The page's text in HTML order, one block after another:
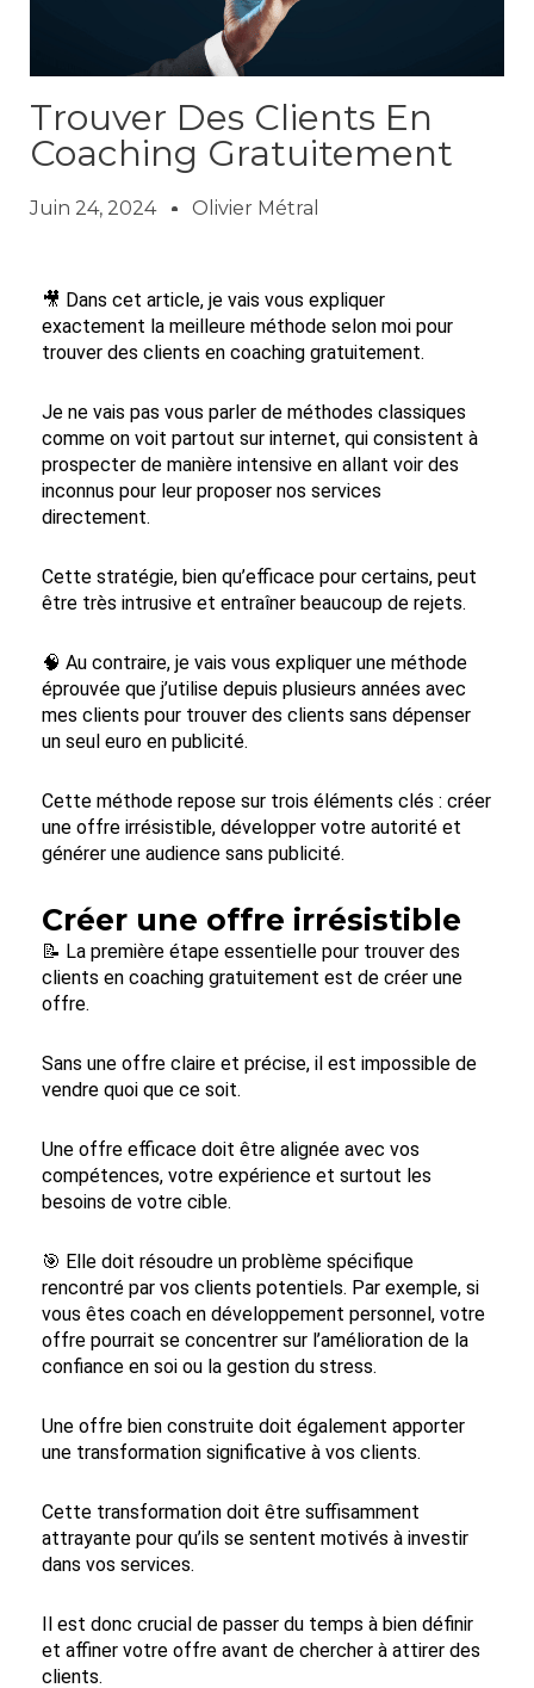
Trouver Des Clients En
Coaching Gratuitement
Juin 24, 2024 Olivier Métral
🎥 Dans cet article, je vais vous expliquer
exactement la meilleure méthode selon moi pour
trouver des clients en coaching gratuitement.
Je ne vais pas vous parler de méthodes classiques
comme on voit partout sur internet, qui consistent à
prospecter de manière intensive en allant voir des
inconnus pour leur proposer nos services
directement.
Cette stratégie, bien qu’efficace pour certains, peut
être très intrusive et entraîner beaucoup de rejets.
🧠 Au contraire, je vais vous expliquer une méthode
éprouvée que j’utilise depuis plusieurs années avec
mes clients pour trouver des clients sans dépenser
un seul euro en publicité.
Cette méthode repose sur trois éléments clés : créer
une offre irrésistible, développer votre autorité et
générer une audience sans publicité.
Créer une offre irrésistible
📝 La première étape essentielle pour trouver des
clients en coaching gratuitement est de créer une
offre.
Sans une offre claire et précise, il est impossible de
vendre quoi que ce soit.
Une offre efficace doit être alignée avec vos
compétences, votre expérience et surtout les
besoins de votre cible.
🎯 Elle doit résoudre un problème spécifique
rencontré par vos clients potentiels. Par exemple, si
vous êtes coach en développement personnel, votre
offre pourrait se concentrer sur l’amélioration de la
confiance en soi ou la gestion du stress.
Une offre bien construite doit également apporter
une transformation significative à vos clients.
Cette transformation doit être suffisamment
attrayante pour qu’ils se sentent motivés à investir
dans vos services.
Il est donc crucial de passer du temps à bien définir
et affiner votre offre avant de chercher à attirer des
clients.